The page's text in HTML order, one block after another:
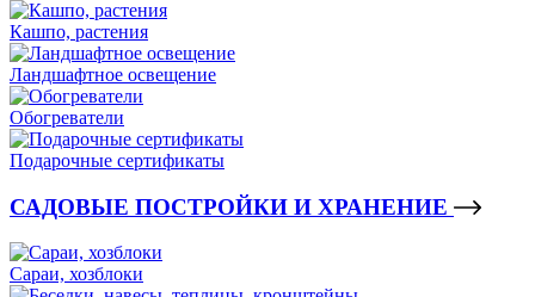
Кашпо, растения
Ландшафтное освещение
Обогреватели
Подарочные сертификаты
САДОВЫЕ ПОСТРОЙКИ И ХРАНЕНИЕ
Сараи, хозблоки